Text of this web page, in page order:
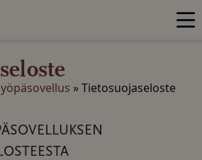
»Tietosuojaseloste